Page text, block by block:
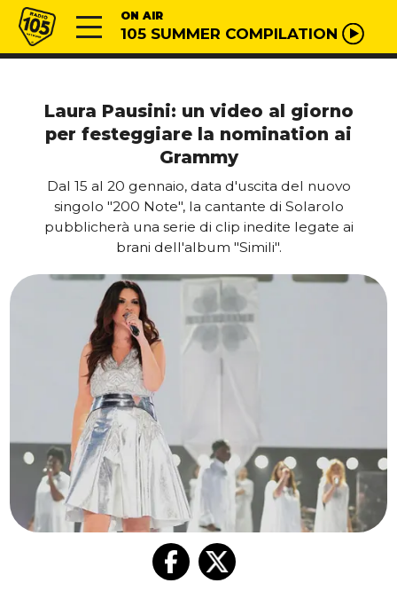
Vai al contenuto
Radio 105 ON AIR
105 SUMMER COMPILATION
Laura Pausini: un video al giorno
per festeggiare la nomination ai
Grammy
Dal 15 al 20 gennaio, data d'uscita del nuovo
singolo "200 Note", la cantante di Solarolo
pubblicherà una serie di clip inedite legate ai
brani dell'album "Simili".